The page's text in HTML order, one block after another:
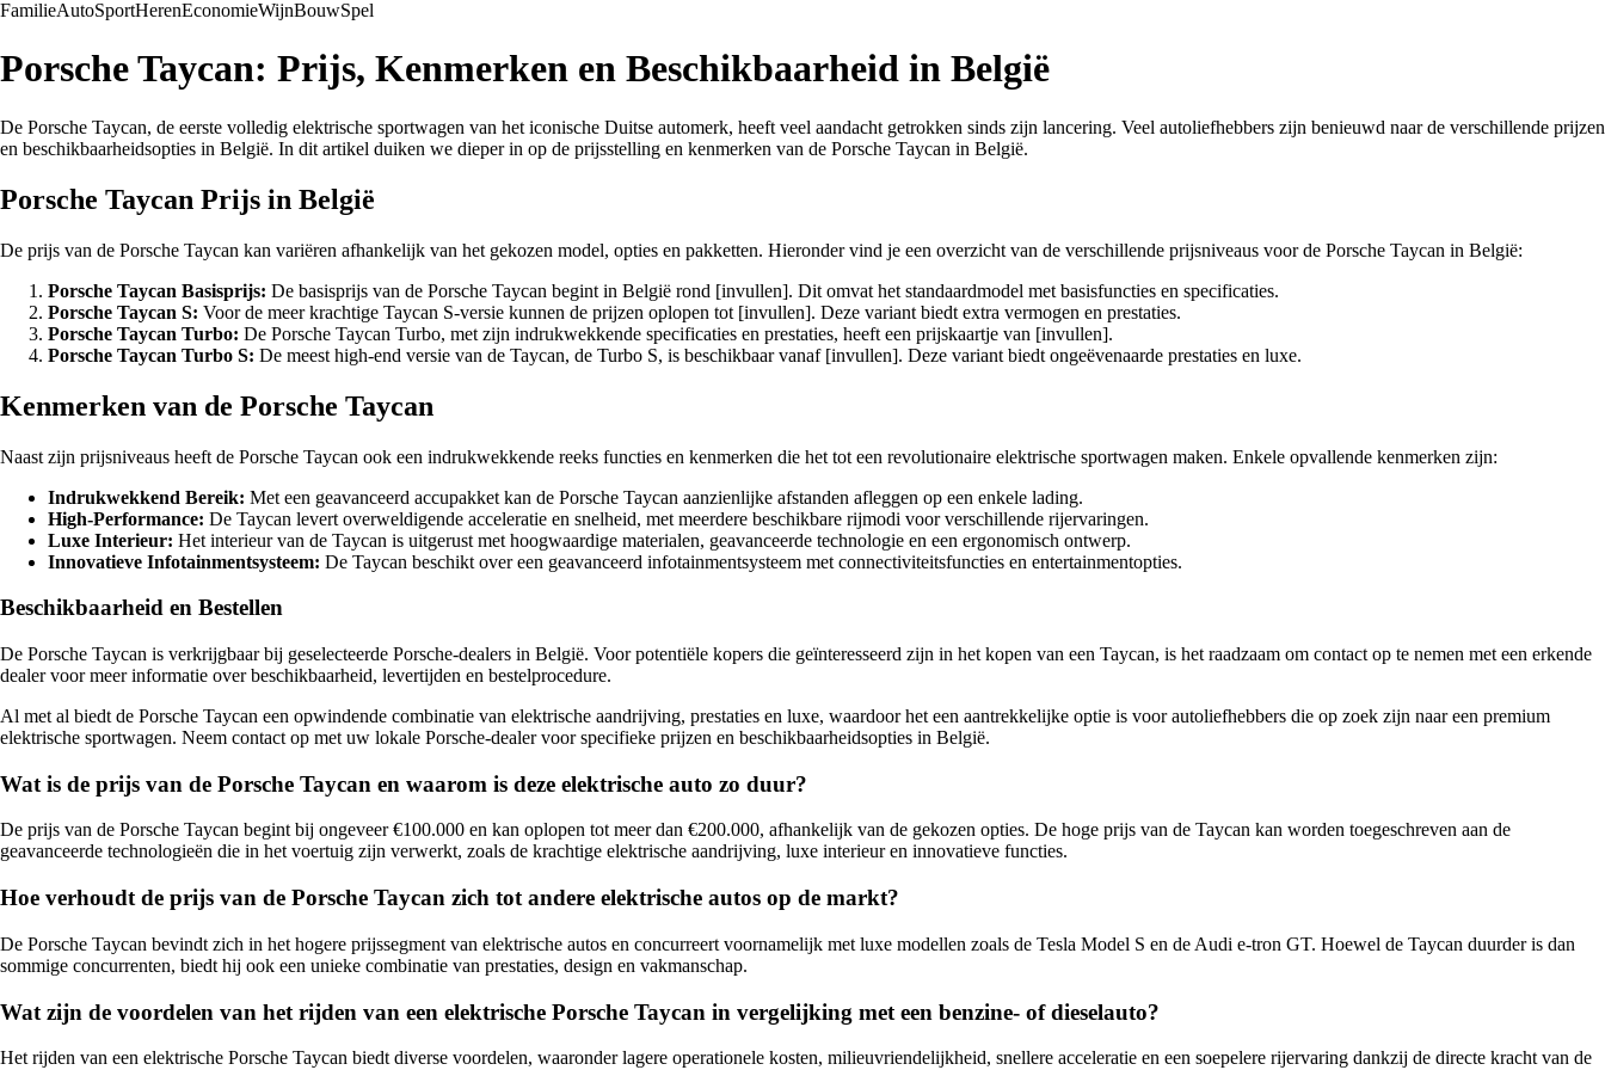
FamilieAutoSportHerenEconomieWijnBouwSpel
Porsche Taycan: Prijs, Kenmerken en Beschikbaarheid in België
De Porsche Taycan, de eerste volledig elektrische sportwagen van het iconische Duitse automerk, heeft veel aandacht getrokken sinds zijn lancering. Veel autoliefhebbers zijn benieuwd naar de verschillende prijzen
en beschikbaarheidsopties in België. In dit artikel duiken we dieper in op de prijsstelling en kenmerken van de Porsche Taycan in België.
Porsche Taycan Prijs in België
De prijs van de Porsche Taycan kan variëren afhankelijk van het gekozen model, opties en pakketten. Hieronder vind je een overzicht van de verschillende prijsniveaus voor de Porsche Taycan in België:
Porsche Taycan Basisprijs: De basisprijs van de Porsche Taycan begint in België rond [invullen]. Dit omvat het standaardmodel met basisfuncties en specificaties.
Porsche Taycan S: Voor de meer krachtige Taycan S-versie kunnen de prijzen oplopen tot [invullen]. Deze variant biedt extra vermogen en prestaties.
Porsche Taycan Turbo: De Porsche Taycan Turbo, met zijn indrukwekkende specificaties en prestaties, heeft een prijskaartje van [invullen].
Porsche Taycan Turbo S: De meest high-end versie van de Taycan, de Turbo S, is beschikbaar vanaf [invullen]. Deze variant biedt ongeëvenaarde prestaties en luxe.
Kenmerken van de Porsche Taycan
Naast zijn prijsniveaus heeft de Porsche Taycan ook een indrukwekkende reeks functies en kenmerken die het tot een revolutionaire elektrische sportwagen maken. Enkele opvallende kenmerken zijn:
Indrukwekkend Bereik: Met een geavanceerd accupakket kan de Porsche Taycan aanzienlijke afstanden afleggen op een enkele lading.
High-Performance: De Taycan levert overweldigende acceleratie en snelheid, met meerdere beschikbare rijmodi voor verschillende rijervaringen.
Luxe Interieur: Het interieur van de Taycan is uitgerust met hoogwaardige materialen, geavanceerde technologie en een ergonomisch ontwerp.
Innovatieve Infotainmentsysteem: De Taycan beschikt over een geavanceerd infotainmentsysteem met connectiviteitsfuncties en entertainmentopties.
Beschikbaarheid en Bestellen
De Porsche Taycan is verkrijgbaar bij geselecteerde Porsche-dealers in België. Voor potentiële kopers die geïnteresseerd zijn in het kopen van een Taycan, is het raadzaam om contact op te nemen met een erkende
dealer voor meer informatie over beschikbaarheid, levertijden en bestelprocedure.
Al met al biedt de Porsche Taycan een opwindende combinatie van elektrische aandrijving, prestaties en luxe, waardoor het een aantrekkelijke optie is voor autoliefhebbers die op zoek zijn naar een premium
elektrische sportwagen. Neem contact op met uw lokale Porsche-dealer voor specifieke prijzen en beschikbaarheidsopties in België.
Wat is de prijs van de Porsche Taycan en waarom is deze elektrische auto zo duur?
De prijs van de Porsche Taycan begint bij ongeveer €100.000 en kan oplopen tot meer dan €200.000, afhankelijk van de gekozen opties. De hoge prijs van de Taycan kan worden toegeschreven aan de
geavanceerde technologieën die in het voertuig zijn verwerkt, zoals de krachtige elektrische aandrijving, luxe interieur en innovatieve functies.
Hoe verhoudt de prijs van de Porsche Taycan zich tot andere elektrische autos op de markt?
De Porsche Taycan bevindt zich in het hogere prijssegment van elektrische autos en concurreert voornamelijk met luxe modellen zoals de Tesla Model S en de Audi e-tron GT. Hoewel de Taycan duurder is dan
sommige concurrenten, biedt hij ook een unieke combinatie van prestaties, design en vakmanschap.
Wat zijn de voordelen van het rijden van een elektrische Porsche Taycan in vergelijking met een benzine- of dieselauto?
Het rijden van een elektrische Porsche Taycan biedt diverse voordelen, waaronder lagere operationele kosten, milieuvriendelijkheid, snellere acceleratie en een soepelere rijervaring dankzij de directe kracht van de